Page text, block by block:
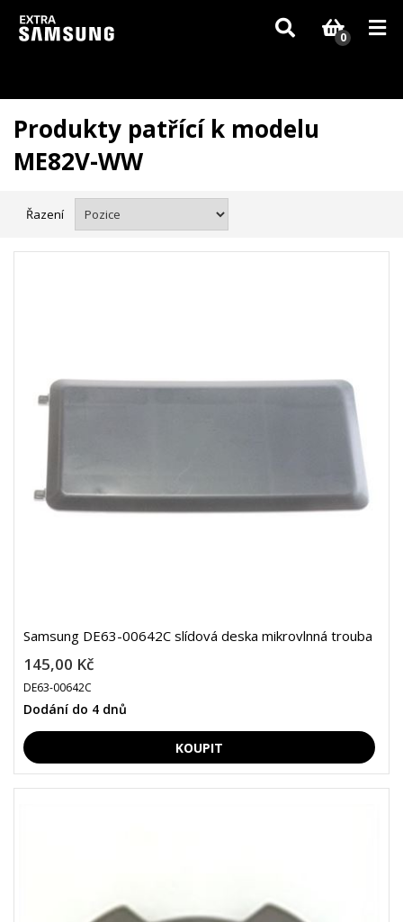
Vzhledem k aktuální situaci se může dodání dílů, které nejsou skladem,
zpozdit. Děkujeme za pochopení.
0
Produkty patřící k modelu
ME82V-WW
Řazení
Samsung DE63-00642C slídová deska mikrovlnná trouba
145,00 Kč
DE63-00642C
Dodání do 4 dnů